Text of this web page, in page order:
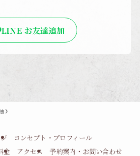
LINE お友達追加
コンセプト・プロフィール
金
アクセス 予約案内・お問い合わせ